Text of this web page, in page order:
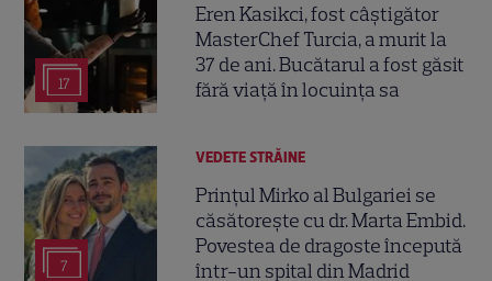
17
Eren Kasikci, fost câștigător
MasterChef Turcia, a murit la
37 de ani. Bucătarul a fost găsit
fără viață în locuința sa
7
VEDETE STRĂINE
Prințul Mirko al Bulgariei se
căsătorește cu dr. Marta Embid.
Povestea de dragoste începută
într-un spital din Madrid